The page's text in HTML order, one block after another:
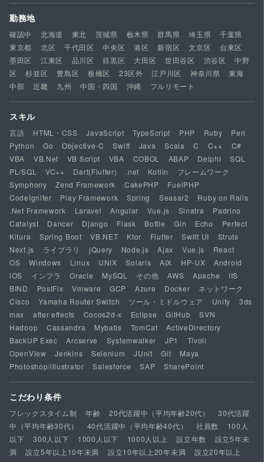
勤務地
確認中 北海道 東北 茨城県 栃木県 群馬県 埼玉県
千葉県
東京都
北区 千代田区 中央区 港区 新宿区 文京区
台東区
墨田区
江東区 品川区 目黒区 大田区 世田谷区 渋谷区
中野
区
杉並区 豊島区 板橋区 23区外 江戸川区 神奈川県
東海
中部
近畿 九州 中国・四国 沖縄 フルリモート
スキル
言語 HTML・CSS JavaScript TypeScript PHP Ruby
Perl
Python
Go Objective-C Swift Java Scala C C++
C#
VBA
VB.Net VB Script VBA COBOL ABAP Delphi
SQL
PL/SQL
VC++ Dart(Flutter) .net Kotlin
フレームワーク
Symphony
Zend Framework CakePHP
FuelPHP
CodeIgniter
Play Framework Spring Seasar2
Ruby on Rails
.Net Framework
Laravel Angular Vue.js Sinatra
Padrino
Catalyst
Dancer Django Flask Bottle Gin Echo
Perfect
Kitura
Spring Boot VB.NET Ktor Flutter Swift UI
Struts
Next.js
ライブラリ jQuery Node.js Ajax Vue.js
React
OS
Windows Linux UNIX Solaris AIX HP-UX
Android
iOS
インフラ Oracle MySQL その他 AWS Apache
IIS
BIND
PostFix Vmware GCP Azure Docker
ネットワーク
Cisco
Yamaha Router Switch ツール・ミドルウェア Unity
3ds
max
after effects Cocos2d-x Eclipse GitHub
SVN
Hadoop
Cassandra Mybatis TomCat
ActiveDirectory
BackUP Exec
Arcserve Systemwalker JP1
Tivoli
OpenView
Jenkins Selenium JUnit Git
Maya
Photoshop/illustrator
Salesforce SAP SharePoint
こだわり条件
フレックスタイム制 年齢 20代活躍中（平均年齢20代）
30代活躍
中（平均年齢30代）
40代活躍中（平均年齢40代） 社員数
100人
以下
300人以下 1000人以下 1000人以上 設立年数
設立5年未
満
設立5年以上10年未満 設立10年以上20年未満
設立20年以上